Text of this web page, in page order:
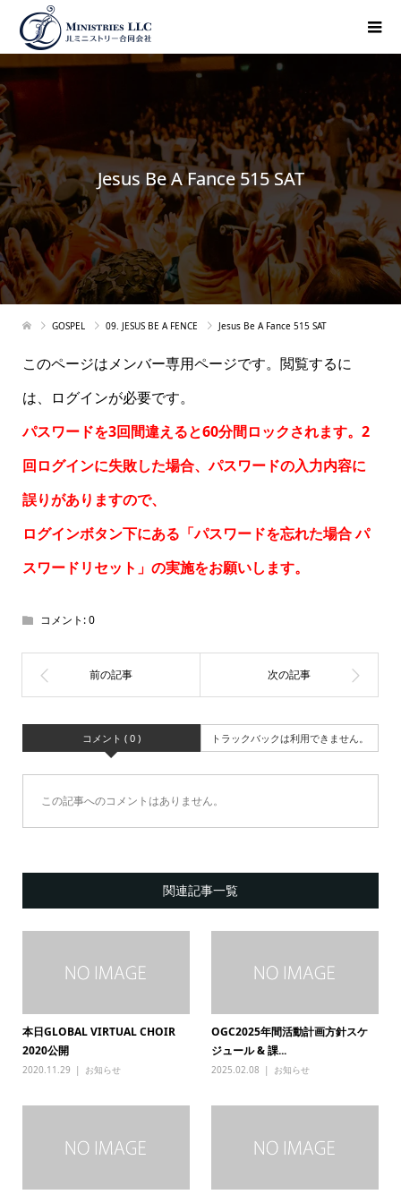
Jesus Be A Fance 515 SAT
GOSPEL 09. JESUS BE A FENCE Jesus Be A Fance 515 SAT
このページはメンバー専用ページです。閲覧するに
は、ログインが必要です。
パスワードを3回間違えると60分間ロックされます。2
回ログインに失敗した場合、パスワードの入力内容に
誤りがありますので、
ログインボタン下にある「パスワードを忘れた場合パ
スワードリセット 」の実施をお願いします。
コメント:0
コメント ( 0 ) トラックバックは利用できません。
この記事へのコメントはありません。
関連記事一覧
本日GLOBAL VIRTUAL CHOIR
2020公開
2020.11.29 お知らせ
OGC2025年間活動計画方針スケ
ジュール & 課...
2025.02.08 お知らせ